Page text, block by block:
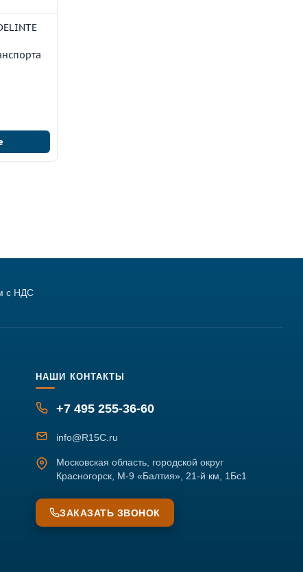
с НДС
НАШИ КОНТАКТЫ
+7 495 255-36-60
info@R15C.ru
Московская область, городской округ
Красногорск, М-9 «Балтия», 21-й км, 1Бс1
ЗАКАЗАТЬ ЗВОНОК